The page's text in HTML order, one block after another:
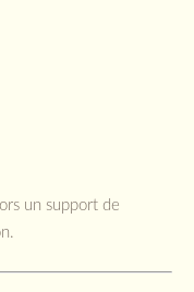
un support de